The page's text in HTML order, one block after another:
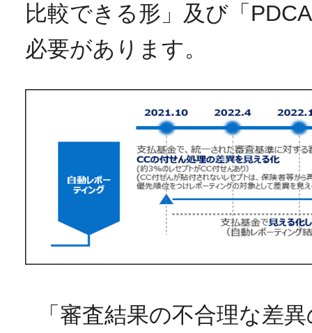
比較できる形」及び「
必要があります。
「審査結果の不合理な差